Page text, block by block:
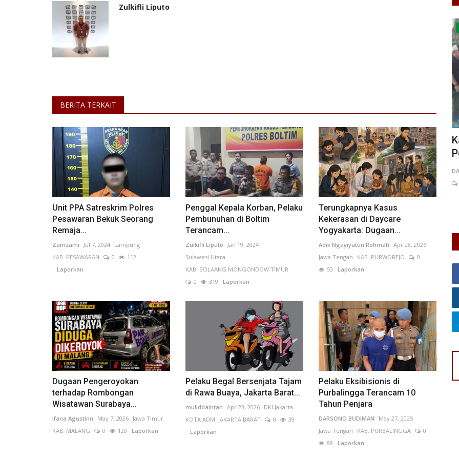
Zulkifli Liputo
BERITA TERKAIT
Unit PPA Satreskrim Polres
Pesawaran Bekuk Seorang
Remaja...
Zamzami Jul 7, 2024 Lampung
KAB. PESAWARAN
0
112
Laporkan
Penggal Kepala Korban, Pelaku
Pembunuhan di Boltim
Terancam...
Zulkifli Liputo
Jan 19, 2024
Sulawesi Utara
KAB. BOLAANG MONGONDOW TIMUR
0
319 Laporkan
Terungkapnya Kasus
Kekerasan di Daycare
Yogyakarta: Dugaan...
Adik Ngayiyatun Rohmah Apr 28, 2026
Jawa Tengah
KAB. PURWOREJO
0
53 Laporkan
Dugaan Pengeroyokan
terhadap Rombongan
Wisatawan Surabaya...
Ifana Agustinn May 7, 2026 Jawa Timur
KAB. MALANG
0 120 Laporkan
Pelaku Begal Bersenjata Tajam
di Rawa Buaya, Jakarta Barat...
muliddaintan Apr 23, 2026
DKI Jakarta
KOTA ADM. JAKARTA BARAT
0
39
Laporkan
Pelaku Eksibisionis di
Purbalingga Terancam 10
Tahun Penjara
DARSONO BUDIMAN
May 27, 2025
Jawa Tengah
KAB. PURBALINGGA
0
88 Laporkan
Ekonomi
Penjabat Wali Kota Sukabumi : Bank bjb
Perkuat Struktur...
INDRA W N Sep 6, 2024 KOTA SUKABUMI 0
109
Laporkan
Kapolsek Sukaraja Hadiri Milad Ke -9
Persatuan Petani Suryakencana...
DARSONO BUDIMAN Jul 18, 2026 Jawa Barat KAB. SUKABUMI
0
30Laporkan